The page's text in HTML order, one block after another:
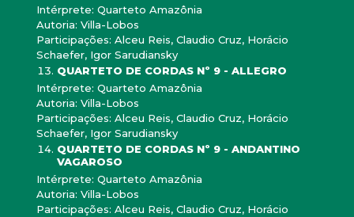
Intérprete: Quarteto Amazônia
Autoria: Villa-Lobos
Participações: Alceu Reis, Claudio Cruz, Horácio
Schaefer, Igor Sarudiansky
QUARTETO DE CORDAS Nº 9 - ALLEGRO
Intérprete: Quarteto Amazônia
Autoria: Villa-Lobos
Participações: Alceu Reis, Claudio Cruz, Horácio
Schaefer, Igor Sarudiansky
QUARTETO DE CORDAS Nº 9 - ANDANTINO
VAGAROSO
Intérprete: Quarteto Amazônia
Autoria: Villa-Lobos
Participações: Alceu Reis, Claudio Cruz, Horácio